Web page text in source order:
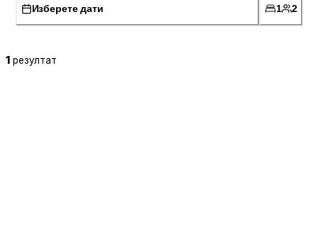
Изберете дати 1 2
1 резултат